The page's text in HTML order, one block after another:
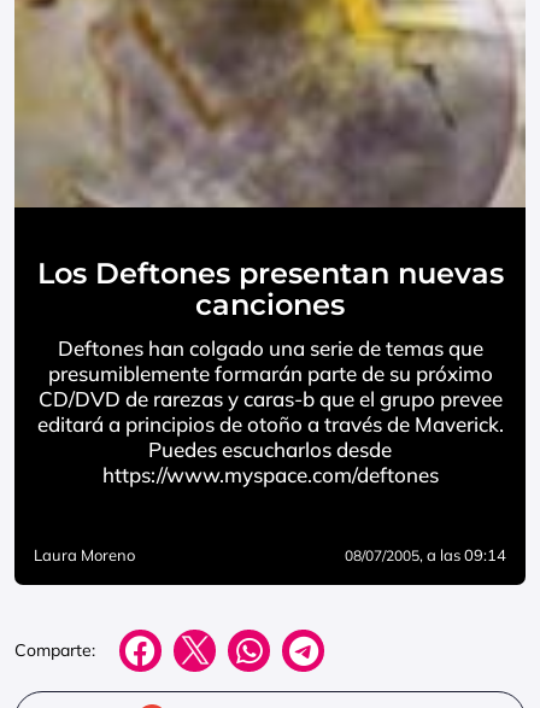
Los Deftones presentan nuevas
canciones
Deftones han colgado una serie de temas que
presumiblemente formarán parte de su próximo
CD/DVD de rarezas y caras-b que el grupo prevee
editará a principios de otoño a través de Maverick.
Puedes escucharlos desde
https://www.myspace.com/deftones
Laura Moreno 08/07/2005, a las 09:14
Comparte: